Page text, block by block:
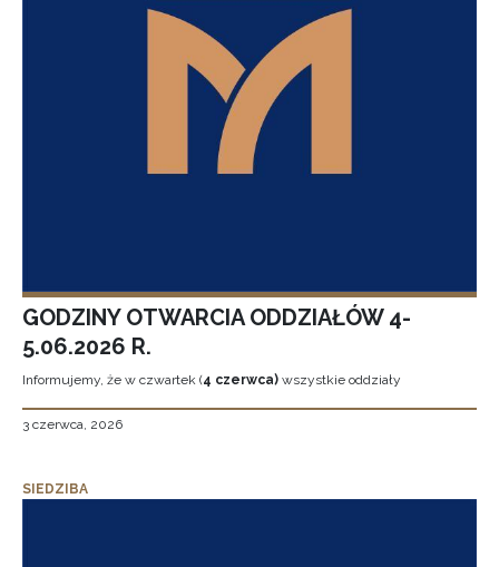
GODZINY OTWARCIA ODDZIAŁÓW 4-
5.06.2026 R.
Informujemy, że w czwartek (4 czerwca) wszystkie oddziały
3 czerwca, 2026
SIEDZIBA